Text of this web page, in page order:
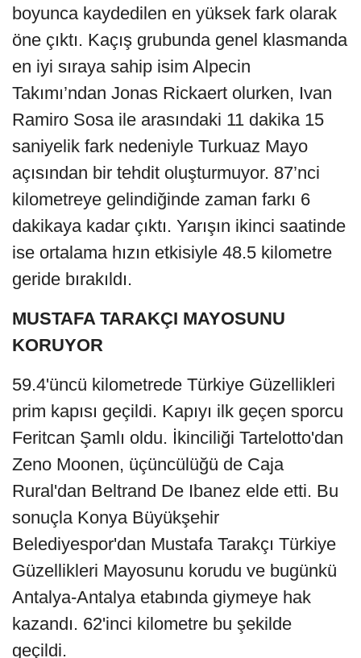
boyunca kaydedilen en yüksek fark olarak
öne çıktı. Kaçış grubunda genel klasmanda
en iyi sıraya sahip isim Alpecin
Takımı’ndan Jonas Rickaert olurken, Ivan
Ramiro Sosa ile arasındaki 11 dakika 15
saniyelik fark nedeniyle Turkuaz Mayo
açısından bir tehdit oluşturmuyor. 87’nci
kilometreye gelindiğinde zaman farkı 6
dakikaya kadar çıktı. Yarışın ikinci saatinde
ise ortalama hızın etkisiyle 48.5 kilometre
geride bırakıldı.
MUSTAFA TARAKÇI MAYOSUNU
KORUYOR
59.4'üncü kilometrede Türkiye Güzellikleri
prim kapısı geçildi. Kapıyı ilk geçen sporcu
Feritcan Şamlı oldu. İkinciliği Tartelotto'dan
Zeno Moonen, üçüncülüğü de Caja
Rural'dan Beltrand De Ibanez elde etti. Bu
sonuçla Konya Büyükşehir
Belediyespor'dan Mustafa Tarakçı Türkiye
Güzellikleri Mayosunu korudu ve bugünkü
Antalya-Antalya etabında giymeye hak
kazandı. 62'inci kilometre bu şekilde
geçildi.